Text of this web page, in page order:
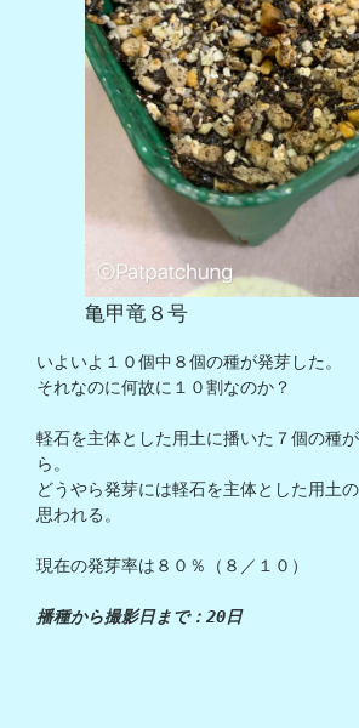
亀甲竜８号
いよいよ１０個中８個の種が発芽した。
それなのに何故に１０割なのか？
軽石を主体とした用土に播いた７個の種
ら。
どうやら発芽には軽石を主体とした用土
思われる。
現在の発芽率は８０％（８／１０）
播種から撮影日まで：20日